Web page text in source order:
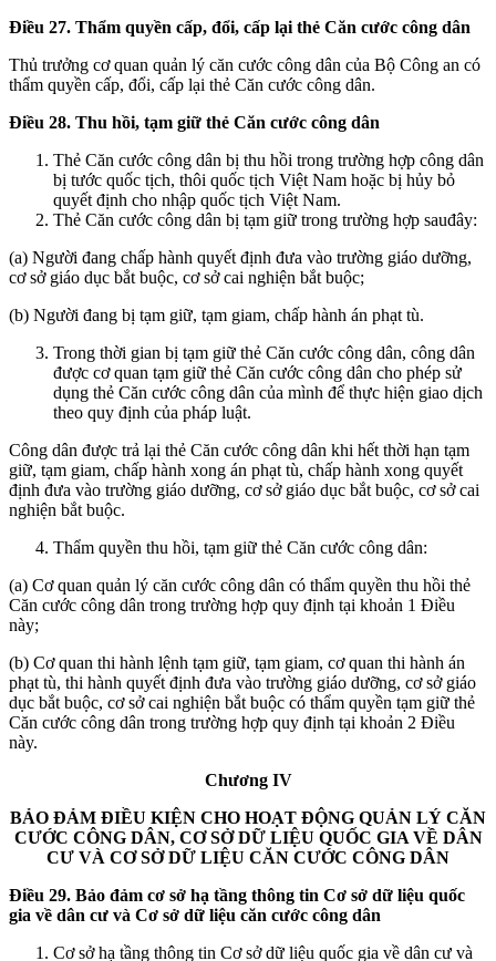
Điều 27. Thẩm quyền cấp, đổi, cấp lại thẻ Căn cước công dân
Thủ trưởng cơ quan quản lý căn cước công dân của Bộ Công an có
thẩm quyền cấp, đổi, cấp lại thẻ Căn cước công dân.
Điều 28. Thu hồi, tạm giữ thẻ Căn cước công dân
Thẻ Căn cước công dân bị thu hồi trong trường hợp công dân
bị tước quốc tịch, thôi quốc tịch Việt Nam hoặc bị hủy bỏ
quyết định cho nhập quốc tịch Việt Nam.
Thẻ Căn cước công dân bị tạm giữ trong trường hợp sauđây:
(a) Người đang chấp hành quyết định đưa vào trường giáo dưỡng,
cơ sở giáo dục bắt buộc, cơ sở cai nghiện bắt buộc;
(b) Người đang bị tạm giữ, tạm giam, chấp hành án phạt tù.
Trong thời gian bị tạm giữ thẻ Căn cước công dân, công dân
được cơ quan tạm giữ thẻ Căn cước công dân cho phép sử
dụng thẻ Căn cước công dân của mình để thực hiện giao dịch
theo quy định của pháp luật.
Công dân được trả lại thẻ Căn cước công dân khi hết thời hạn tạm
giữ, tạm giam, chấp hành xong án phạt tù, chấp hành xong quyết
định đưa vào trường giáo dưỡng, cơ sở giáo dục bắt buộc, cơ sở cai
nghiện bắt buộc.
Thẩm quyền thu hồi, tạm giữ thẻ Căn cước công dân:
(a) Cơ quan quản lý căn cước công dân có thẩm quyền thu hồi thẻ
Căn cước công dân trong trường hợp quy định tại khoản 1 Điều
này;
(b) Cơ quan thi hành lệnh tạm giữ, tạm giam, cơ quan thi hành án
phạt tù, thi hành quyết định đưa vào trường giáo dưỡng, cơ sở giáo
dục bắt buộc, cơ sở cai nghiện bắt buộc có thẩm quyền tạm giữ thẻ
Căn cước công dân trong trường hợp quy định tại khoản 2 Điều
này.
Chương IV
BẢO ĐẢM ĐIỀU KIỆN CHO HOẠT ĐỘNG QUẢN LÝ CĂN
CƯỚC CÔNG DÂN, CƠ SỞ DỮ LIỆU QUỐC GIA VỀ DÂN
CƯ VÀ CƠ SỞ DỮ LIỆU CĂN CƯỚC CÔNG DÂN
Điều 29. Bảo đảm cơ sở hạ tầng thông tin Cơ sở dữ liệu quốc
gia về dân cư và Cơ sở dữ liệu căn cước công dân
Cơ sở hạ tầng thông tin Cơ sở dữ liệu quốc gia về dân cư và